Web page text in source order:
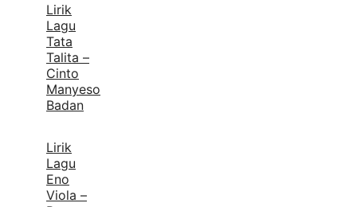
Lirik
Lagu
Tata
Talita –
Cinto
Manyeso
Badan
Lirik
Lagu
Eno
Viola –